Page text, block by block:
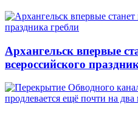
Архангельск впервые
всероссийского